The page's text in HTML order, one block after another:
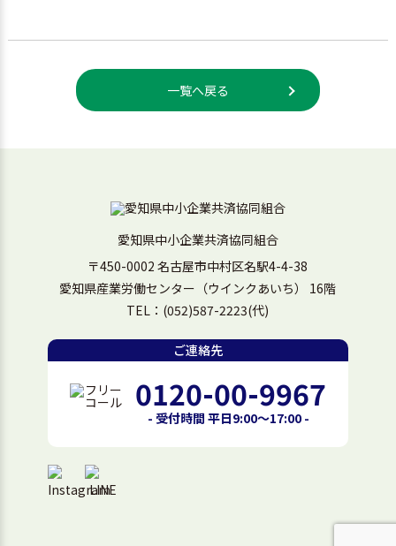
一覧へ戻る
愛知県中小企業共済協同組合
〒450-0002 名古屋市中村区名駅4-4-38
愛知県産業労働センター（ウインクあいち） 16階
TEL： (052)587-2223(代)
ご連絡先
0120-00-9967
- 受付時間 平日9:00～17:00 -